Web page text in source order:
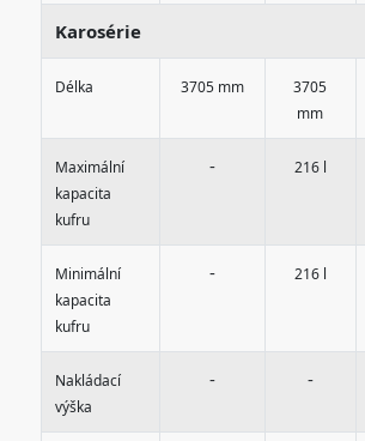
Karosérie
Délka 3705 mm
3705
mm
Maximální
kapacita
kufru
- 216 l
Minimální
kapacita
kufru
- 216 l
Nakládací
výška
- -